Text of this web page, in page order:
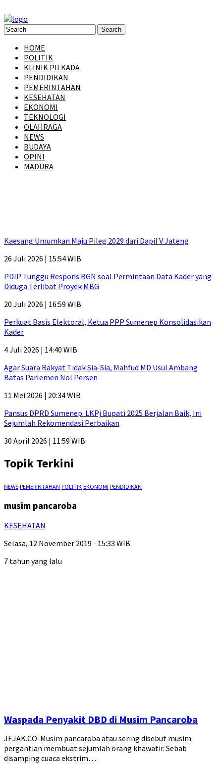
HOME
POLITIK
KLINIK PILKADA
PENDIDIKAN
PEMERINTAHAN
KESEHATAN
EKONOMI
TEKNOLOGI
OLAHRAGA
NEWS
BUDAYA
OPINI
MADURA
Kaesang Umumkan Maju Pileg 2029 dari Dapil V Jateng
26 Juli 2026 | 15:54 WIB
PDIP Tunggu Respons BGN soal Permintaan Data Kader yang
Diduga Terlibat Proyek MBG
20 Juli 2026 | 16:59 WIB
Perkuat Basis Elektoral, Ketua PPP Sumenep Konsolidasikan
Kader
4 Juli 2026 | 14:40 WIB
Agar Suara Rakyat Tidak Sia-Sia, Mahfud MD Usul Ambang
Batas Parlemen Nol Persen
11 Mei 2026 | 20:34 WIB
Pansus DPRD Sumenep: LKPj Bupati 2025 Berjalan Baik, Ini
Sejumlah Rekomendasi Perbaikan
30 April 2026 | 11:59 WIB
Topik Terkini
NEWS PEMERINTAHAN POLITIK EKONOMI PENDIDIKAN
musim pancaroba
KESEHATAN
Selasa, 12 November 2019 - 15:33 WIB
7 tahun yang lalu
Waspada Penyakit DBD di Musim Pancaroba
JEJAK.CO-Musim pancaroba atau sering disebut musim
pergantian membuat sejumlah orang khawatir. Sebab
disamping cuaca ekstrim…